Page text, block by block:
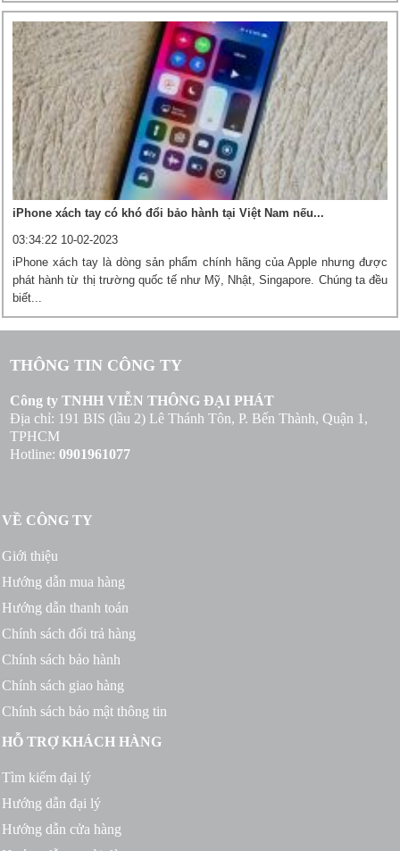
iPhone xách tay có khó đổi bảo hành tại Việt Nam nếu...
03:34:22 10-02-2023
iPhone xách tay là dòng sản phẩm chính hãng của Apple nhưng được
phát hành từ thị trường quốc tế như Mỹ, Nhật, Singapore. Chúng ta đều
biết...
THÔNG TIN CÔNG TY
Công ty TNHH VIỄN THÔNG ĐẠI PHÁT
Địa chỉ: 191 BIS (lầu 2) Lê Thánh Tôn, P. Bến Thành, Quận 1,
TPHCM
Hotline:0901961077
VỀ CÔNG TY
Giới thiệu
Hướng dẫn mua hàng
Hướng dẫn thanh toán
Chính sách đổi trả hàng
Chính sách bảo hành
Chính sách giao hàng
Chính sách bảo mật thông tin
HỖ TRỢ KHÁCH HÀNG
Tìm kiếm đại lý
Hướng dẫn đại lý
Hướng dẫn cửa hàng